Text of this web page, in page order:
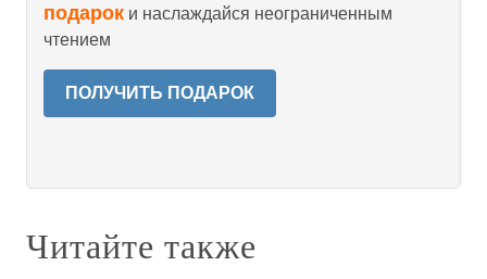
подарок и наслаждайся неограниченным
чтением
ПОЛУЧИТЬ ПОДАРОК
Читайте также